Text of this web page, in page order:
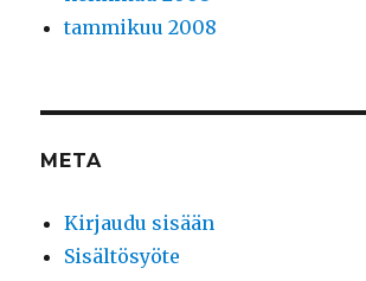
tammikuu 2008
META
Kirjaudu sisään
Sisältösyöte